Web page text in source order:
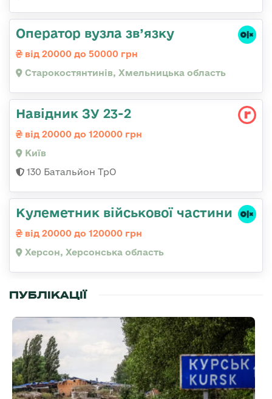
Оператор вузла зв’язку
від 20000 до 50000 грн
Старокостянтинів, Хмельницька область
Навідник ЗУ 23-2
від 20000 до 120000 грн
Київ
130 Батальйон ТрО
Кулеметник військової частини
від 20000 до 120000 грн
Херсон, Херсонська область
ПУБЛІКАЦІЇ